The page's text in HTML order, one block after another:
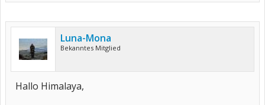
Luna-Mona
Bekanntes Mitglied
Hallo Himalaya,